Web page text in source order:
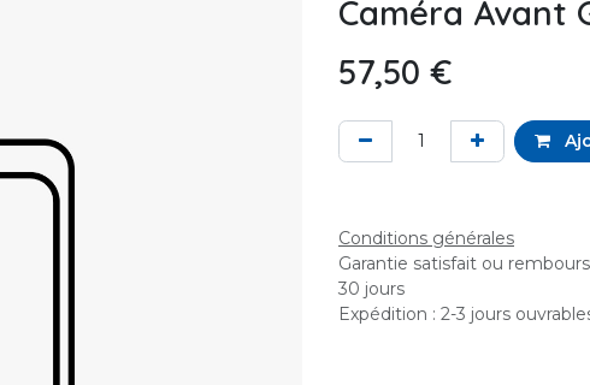
Caméra Avant
57,50 €
Conditions générales
Garantie satisfait ou
30 jours
Expédition : 2-3 jours